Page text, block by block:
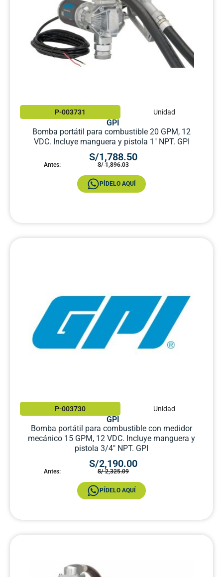
P-003731 Unidad
GPI
Bomba portátil para combustible 20 GPM, 12
VDC. Incluye manguera y pistola 1″ NPT. GPI
S/1,788.50
Antes: S/ 1,896.03
PÍDELO AQUÍ
P-003730 Unidad
GPI
Bomba portátil para combustible con medidor
mecánico 15 GPM, 12 VDC. Incluye manguera y
pistola 3/4″ NPT. GPI
S/2,190.00
Antes: S/ 2,325.09
PÍDELO AQUÍ